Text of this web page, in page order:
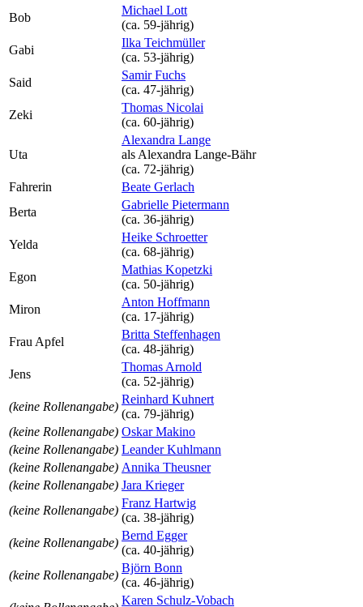
Bob
Michael Lott
(ca. 59‑jährig)
Gabi
Ilka Teichmüller
(ca. 53‑jährig)
Said
Samir Fuchs
(ca. 47‑jährig)
Zeki
Thomas Nicolai
(ca. 60‑jährig)
Uta
Alexandra Lange
als Alexandra Lange-Bähr
(ca. 72‑jährig)
Fahrerin
Beate Gerlach
Berta
Gabrielle Pietermann
(ca. 36‑jährig)
Yelda
Heike Schroetter
(ca. 68‑jährig)
Egon
Mathias Kopetzki
(ca. 50‑jährig)
Miron
Anton Hoffmann
(ca. 17‑jährig)
Frau Apfel
Britta Steffenhagen
(ca. 48‑jährig)
Jens
Thomas Arnold
(ca. 52‑jährig)
(keine Rollenangabe)
Reinhard Kuhnert
(ca. 79‑jährig)
(keine Rollenangabe) Oskar Makino
(keine Rollenangabe) Leander Kuhlmann
(keine Rollenangabe) Annika Theusner
(keine Rollenangabe) Jara Krieger
(keine Rollenangabe)
Franz Hartwig
(ca. 38‑jährig)
(keine Rollenangabe)
Bernd Egger
(ca. 40‑jährig)
(keine Rollenangabe)
Björn Bonn
(ca. 46‑jährig)
Karen Schulz-Vobach